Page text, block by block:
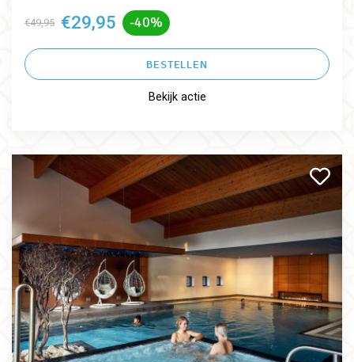
€49,95 €29,95 -40%
BESTELLEN
Bekijk actie